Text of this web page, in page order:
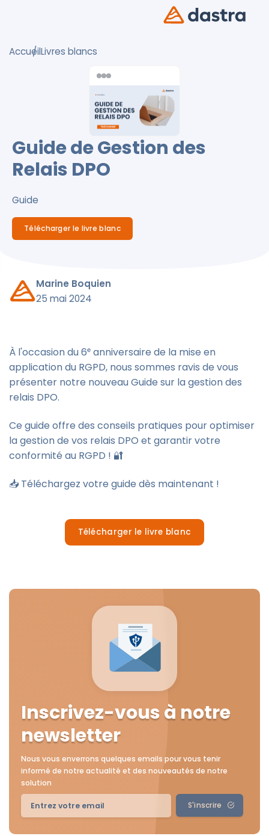
AccueilLivres blancs
Guide de Gestion des
Relais DPO
Guide
Télécharger le livre blanc
Marine Boquien
25 mai 2024
À l'occasion du 6ᵉ anniversaire de la mise en
application du RGPD, nous sommes ravis de vous
présenter notre nouveau Guide sur la gestion des
relais DPO.
Ce guide offre des conseils pratiques pour optimiser
la gestion de vos relais DPO et garantir votre
conformité au RGPD ! 🔐
📥 Téléchargez votre guide dès maintenant !
Télécharger le livre blanc
Inscrivez-vous à notre
newsletter
Nous vous enverrons quelques emails pour vous tenir
informé de notre actualité et des nouveautés de notre
solution
S'inscrire